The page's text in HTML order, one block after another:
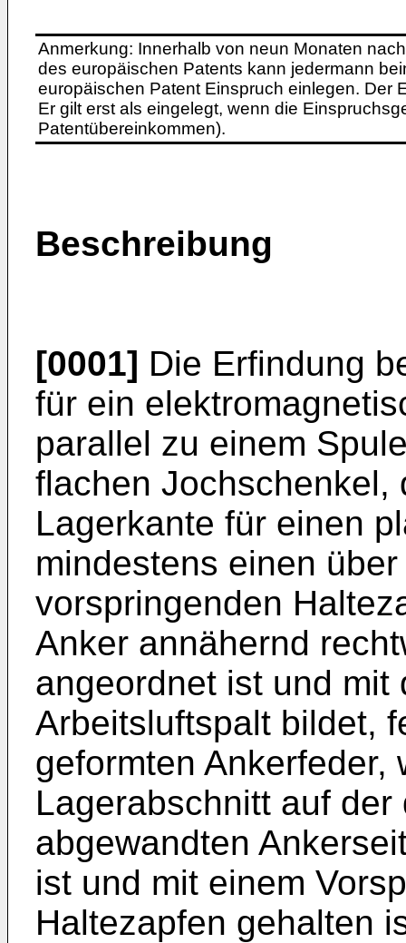
Anmerkung: Innerhalb von neun Monaten
des europäischen Patents kann jedermann
europäischen Patent Einspruch einlegen. Der
Er gilt erst als eingelegt, wenn die
Patentübereinkommen).
Beschreibung
[0001] Die Erfindung
für ein
parallel zu einem
flachen Jochschenkel,
Lagerkante für einen
mindestens einen
vorspringenden
Anker annähernd
angeordnet ist und mit
Arbeitsluftspalt bildet,
geformten Ankerfeder,
Lagerabschnitt auf
abgewandten
ist und mit einem
Haltezapfen gehalten